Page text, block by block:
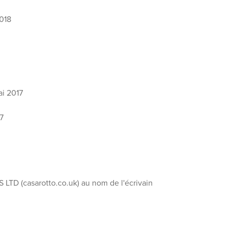
2017
(casarotto.co.uk) au nom de l'écrivain